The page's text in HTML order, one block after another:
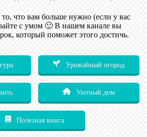
что вам больше нужно (если у вас
с умом 🙂 В нашем канале вы
который поможет этого достичь.
Урожайный огород
Уютный дом
Полезная книга